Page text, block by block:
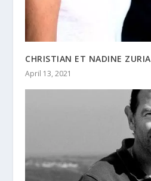
CHRISTIAN ET NADINE ZURIA
April 13, 2021